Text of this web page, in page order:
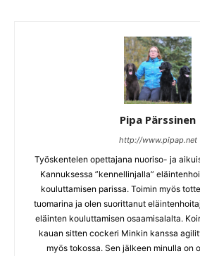
Pipa Pärssinen
http://www.pipap.net
Työskentelen opettajana nuoriso- ja
Kannuksessa ”kennellinjalla”
kouluttamisen parissa. Toimin myös
tuomarina ja olen suorittanut
eläinten kouluttamisen osaamisalalta.
kauan sitten cockeri Minkin kanssa
myös tokossa. Sen jälkeen minulla on